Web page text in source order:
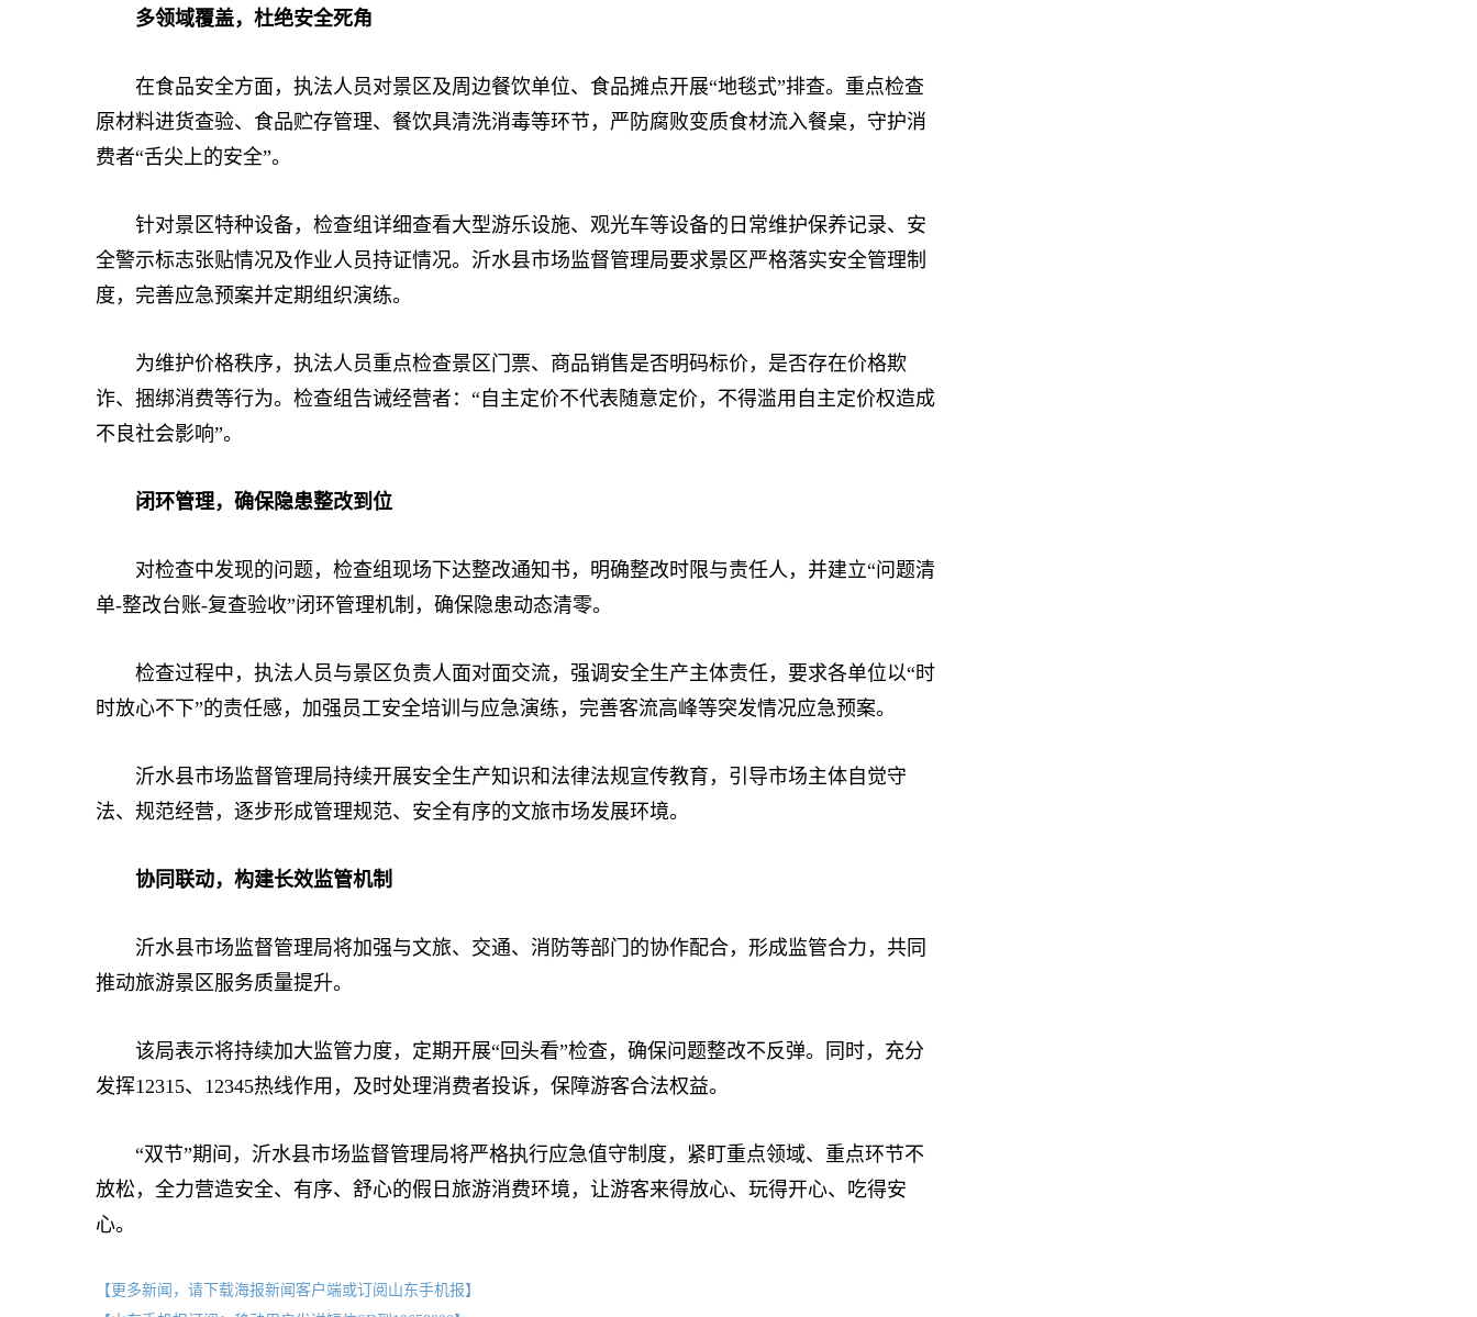
多领域覆盖，杜绝安全死角
在食品安全方面，执法人员对景区及周边餐饮单位、食品摊点开展“地毯式”排查。重点检查
原材料进货查验、食品贮存管理、餐饮具清洗消毒等环节，严防腐败变质食材流入餐桌，守护消
费者“舌尖上的安全”。
针对景区特种设备，检查组详细查看大型游乐设施、观光车等设备的日常维护保养记录、安
全警示标志张贴情况及作业人员持证情况。沂水县市场监督管理局要求景区严格落实安全管理制
度，完善应急预案并定期组织演练。
为维护价格秩序，执法人员重点检查景区门票、商品销售是否明码标价，是否存在价格欺
诈、捆绑消费等行为。检查组告诫经营者：“自主定价不代表随意定价，不得滥用自主定价权造成
不良社会影响”。
闭环管理，确保隐患整改到位
对检查中发现的问题，检查组现场下达整改通知书，明确整改时限与责任人，并建立“问题清
单-整改台账-复查验收”闭环管理机制，确保隐患动态清零。
检查过程中，执法人员与景区负责人面对面交流，强调安全生产主体责任，要求各单位以“时
时放心不下”的责任感，加强员工安全培训与应急演练，完善客流高峰等突发情况应急预案。
沂水县市场监督管理局持续开展安全生产知识和法律法规宣传教育，引导市场主体自觉守
法、规范经营，逐步形成管理规范、安全有序的文旅市场发展环境。
协同联动，构建长效监管机制
沂水县市场监督管理局将加强与文旅、交通、消防等部门的协作配合，形成监管合力，共同
推动旅游景区服务质量提升。
该局表示将持续加大监管力度，定期开展“回头看”检查，确保问题整改不反弹。同时，充分
发挥12315、12345热线作用，及时处理消费者投诉，保障游客合法权益。
“双节”期间，沂水县市场监督管理局将严格执行应急值守制度，紧盯重点领域、重点环节不
放松，全力营造安全、有序、舒心的假日旅游消费环境，让游客来得放心、玩得开心、吃得安
心。
【更多新闻，请下载海报新闻客户端或订阅山东手机报】